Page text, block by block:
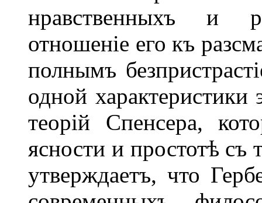
нравственныхъ и
отношеніе его къ
полнымъ
одной характеристики
теорій Спенсера,
ясности и простотѣ
утверждаетъ, что